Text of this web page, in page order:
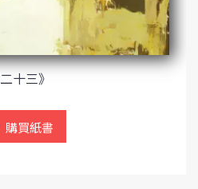
二十三》
購買紙書